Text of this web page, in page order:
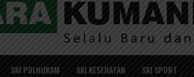
SKI POLHUKAM SKI KESEHATAN SKI SPORT